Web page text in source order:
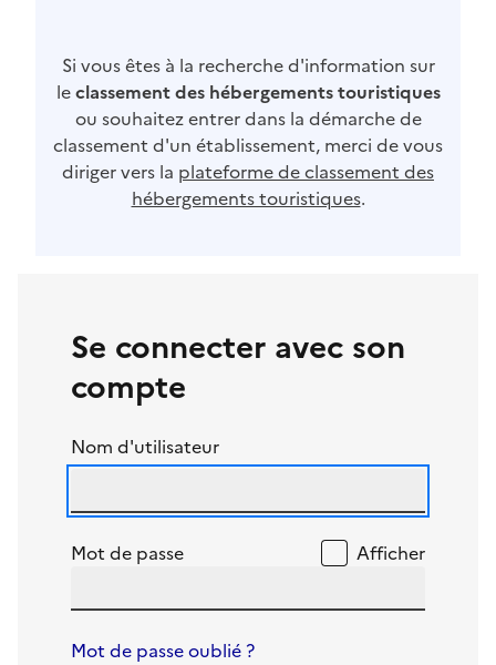
Si vous êtes à la recherche d'information sur
leclassement des hébergements touristiques
ou souhaitez entrer dans la démarche de
classement d'un établissement, merci de vous
diriger vers la plateforme de classement des
hébergements touristiques.
Se connecter avec son
compte
Nom d'utilisateur
Mot de passe Afficher
Mot de passe oublié ?